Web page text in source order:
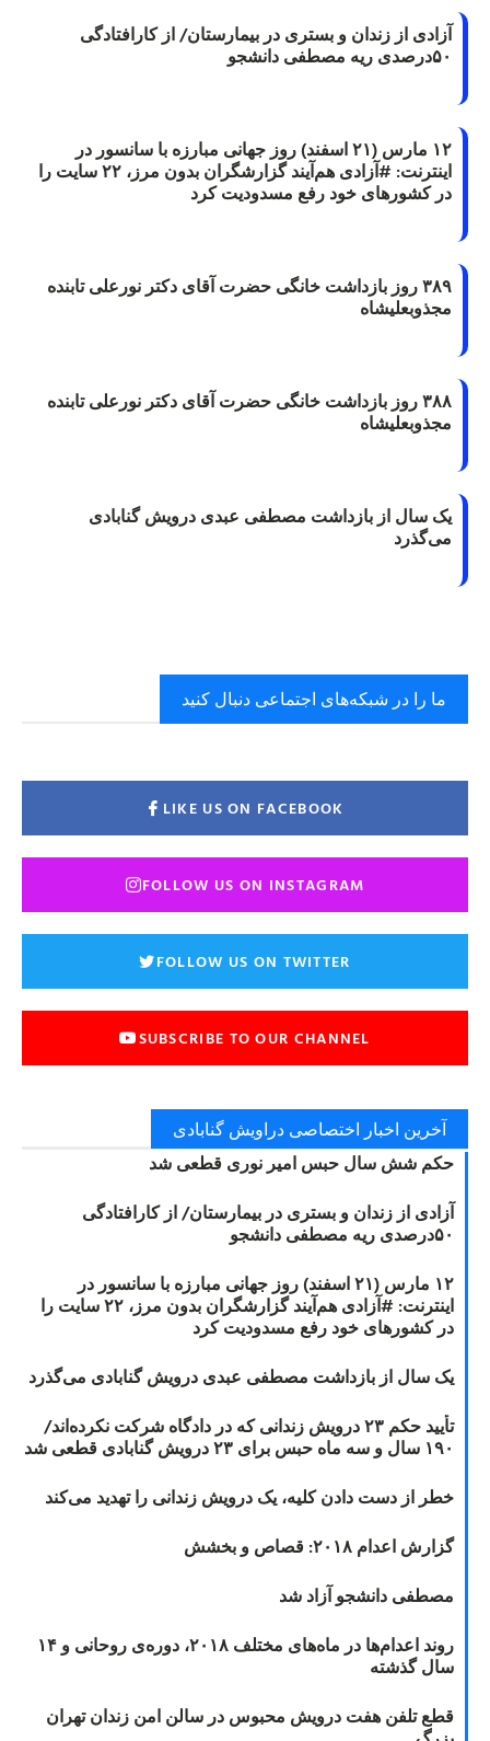
آزادی از زندان و بستری در بیمارستان/ از کارافتادگی
۵۰درصدی ریه مصطفی دانشجو
۱۲ مارس (۲۱ اسفند) روز جهانی مبارزه با سانسور در
اینترنت: #آزادی هم‌آیند گزارشگران‌ بدون مرز، ۲۲ سایت را
در کشورهای خود رفع مسدودیت کرد
۳۸۹ روز بازداشت خانگی حضرت آقای دکتر نورعلی تابنده
مجذوبعلیشاه
۳۸۸ روز بازداشت خانگی حضرت آقای دکتر نورعلی تابنده
مجذوبعلیشاه
یک سال از بازداشت مصطفی عبدی درویش گنابادی
می‌گذرد
ما را در شبکه‌های اجتماعی دنبال کنید
LIKE US ON FACEBOOK
FOLLOW US ON INSTAGRAM
FOLLOW US ON TWITTER
SUBSCRIBE TO OUR CHANNEL
آخرین اخبار اختصاصی دراویش گنابادی
حکم شش سال حبس امیر نوری قطعی شد
آزادی از زندان و بستری در بیمارستان/ از کارافتادگی
۵۰درصدی ریه مصطفی دانشجو
۱۲ مارس (۲۱ اسفند) روز جهانی مبارزه با سانسور در
اینترنت: #آزادی هم‌آیند گزارشگران‌ بدون مرز، ۲۲ سایت را
در کشورهای خود رفع مسدودیت کرد
یک سال از بازداشت مصطفی عبدی درویش گنابادی می‌گذرد
تأیید حکم ۲۳ درویش زندانی که در دادگاه شرکت نکرده‌اند/
۱۹۰ سال و سه ماه حبس برای ۲۳ درویش گنابادی قطعی شد
خطر از دست دادن کلیه، یک درویش زندانی را تهدید می‌کند
گزارش اعدام ۲۰۱۸: قصاص و بخشش
مصطفی دانشجو آزاد شد
روند اعدام‌ها در ماه‌های مختلف ۲۰۱۸، دوره‌ی روحانی و ۱۴
سال گذشته
قطع تلفن هفت درویش محبوس در سالن امن زندان تهران